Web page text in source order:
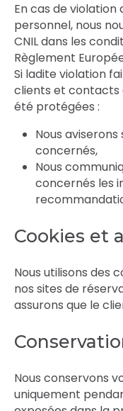
En cas de
personnel, nous
CNIL dans les
Règlement
Si ladite violation
clients et contacts
été protégées :
Nous
concernés,
Nous
concernés les
Cookies et
Nous utilisons des
nos sites de
assurons que le
Nous conservons
uniquement